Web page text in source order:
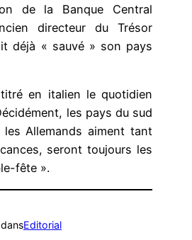
de la Banque Central
directeur du Trésor
déjà « sauvé » son pays
en italien le quotidien
les pays du sud
les Allemands aiment tant
seront toujours les
fête ».
dansEditorial